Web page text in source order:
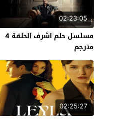
02:23:05
مسلسل حلم اشرف الحلقة 4
مترجم
02:25:27